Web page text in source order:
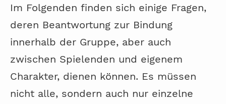
Im Folgenden finden sich einige Fragen,
deren Beantwortung zur Bindung
innerhalb der Gruppe, aber auch
zwischen Spielenden und eigenem
Charakter, dienen können. Es müssen
nicht alle, sondern auch nur einzelne